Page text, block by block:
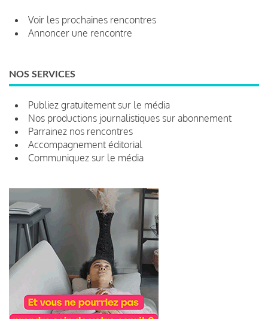
Voir les prochaines rencontres
Annoncer une rencontre
NOS SERVICES
Publiez gratuitement sur le média
Nos productions journalistiques sur abonnement
Parrainez nos rencontres
Accompagnement éditorial
Communiquez sur le média